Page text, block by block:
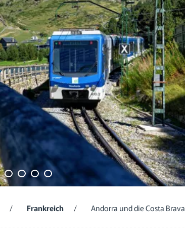
/ Frankreich / Andorra und die Costa Brava